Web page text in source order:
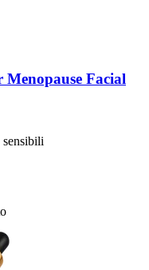
Menopause Facial
sensibili